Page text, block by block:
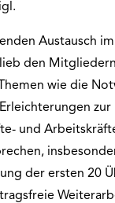
Austausch
den
wie die
zur
und
der ersten 20